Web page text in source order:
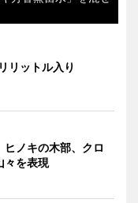
リットル入り
ヒノキの木部、クロ
々を表現